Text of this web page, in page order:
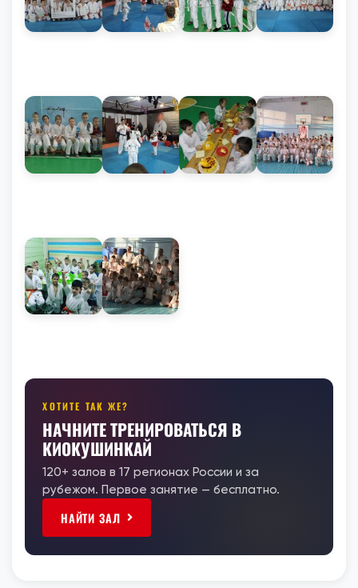
ХОТИТЕ ТАК ЖЕ?
НАЧНИТЕ ТРЕНИРОВАТЬСЯ В
КИОКУШИНКАЙ
120+ залов в 17 регионах России и за
рубежом. Первое занятие — бесплатно.
НАЙТИ ЗАЛ